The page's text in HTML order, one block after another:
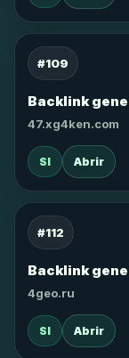
#109
Backlink
47.xg4ken.com
SI Abrir
#112
Backlink
4geo.ru
SI Abrir